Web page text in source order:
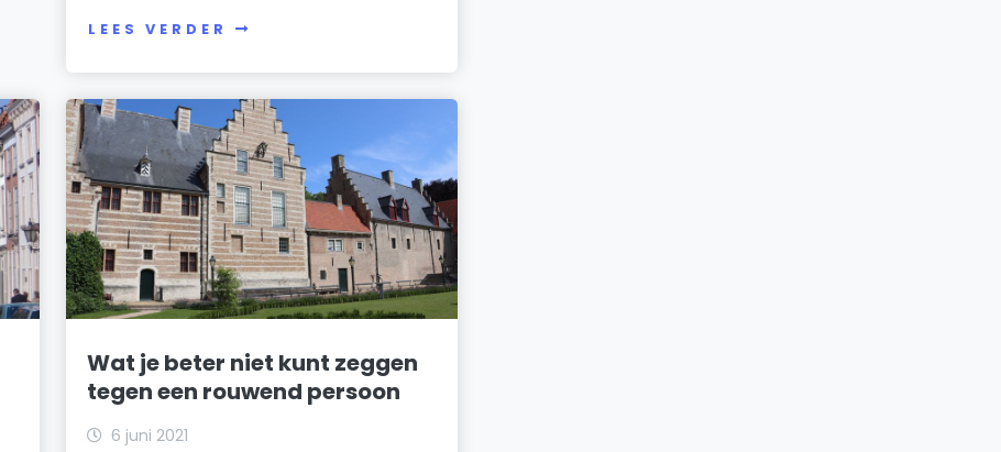
LEES VERDER
Wat je beter niet kunt zeggen
tegen een rouwend persoon
6 juni 2021